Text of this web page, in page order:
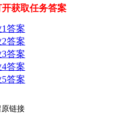
获取任务答案
答案
答案
答案
答案
答案
链接